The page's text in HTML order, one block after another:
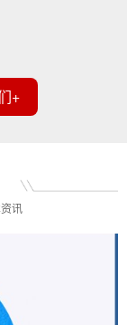
+
讯